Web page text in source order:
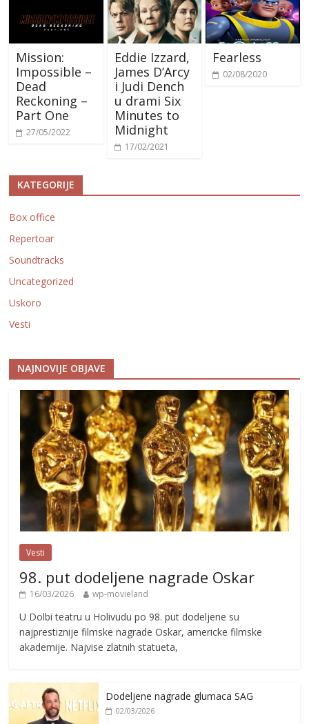
Mission:
Impossible –
Dead
Reckoning –
Part One
27/05/2022
Eddie Izzard,
James D’Arcy
i Judi Dench
u drami Six
Minutes to
Midnight
17/02/2021
Fearless
02/08/2020
KATEGORIJE
Box office
Repertoar
Soundtracks
Uncategorized
Uskoro
Vesti
NAJNOVIJE OBJAVE
Vesti
98. put dodeljene nagrade Oskar
16/03/2026 wp-movieland
U Dolbi teatru u Holivudu po 98. put dodeljene su
najprestiznije filmske nagrade Oskar, americke filmske
akademije. Najvise zlatnih statueta,
Dodeljene nagrade glumaca SAG
02/03/2026